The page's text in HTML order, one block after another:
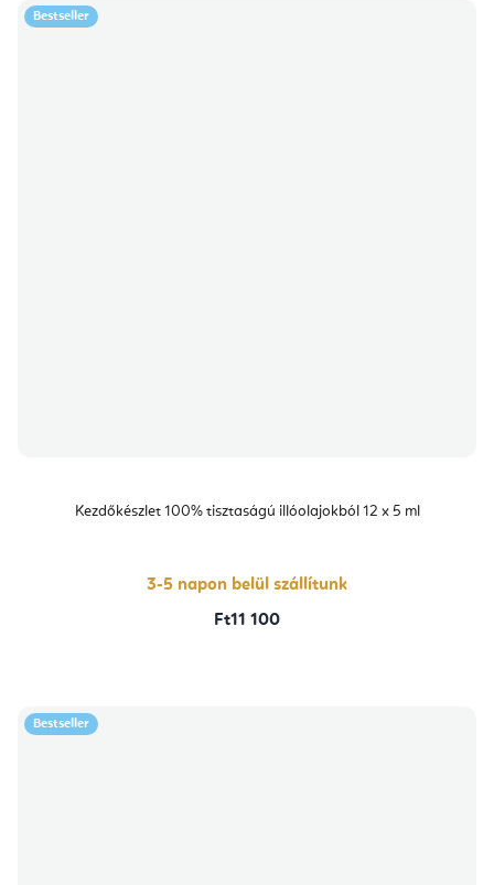
Bestseller
Kezdőkészlet 100% tisztaságú illóolajokból 12 x 5 ml
3-5 napon belül szállítunk
Ft11 100
Bestseller